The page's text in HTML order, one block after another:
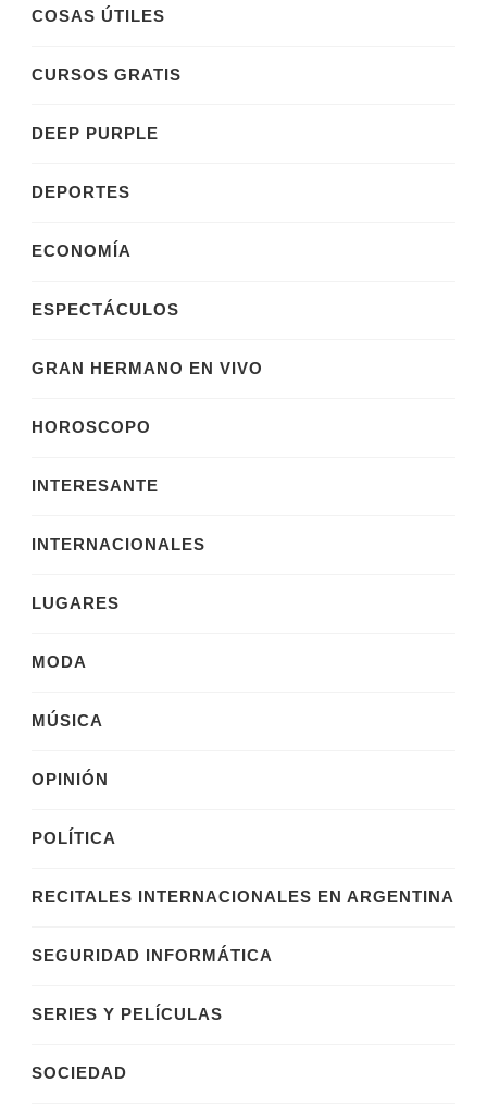
COSAS ÚTILES
CURSOS GRATIS
DEEP PURPLE
DEPORTES
ECONOMÍA
ESPECTÁCULOS
GRAN HERMANO EN VIVO
HOROSCOPO
INTERESANTE
INTERNACIONALES
LUGARES
MODA
MÚSICA
OPINIÓN
POLÍTICA
RECITALES INTERNACIONALES EN ARGENTINA
SEGURIDAD INFORMÁTICA
SERIES Y PELÍCULAS
SOCIEDAD